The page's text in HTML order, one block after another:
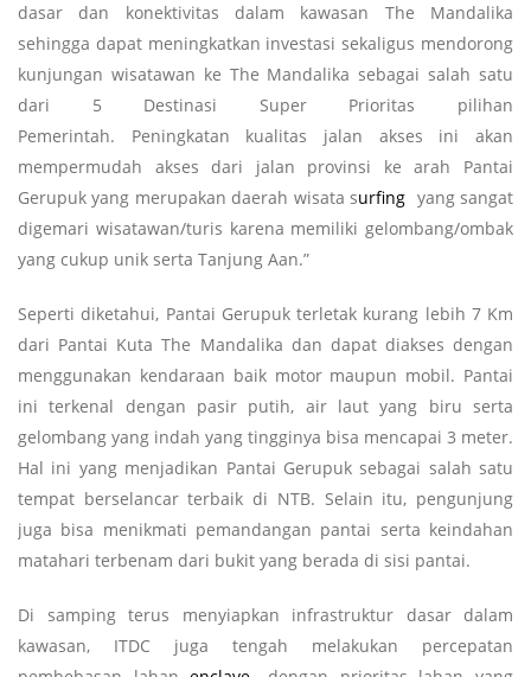
dasar dan konektivitas dalam kawasan The Mandalika
sehingga dapat meningkatkan investasi sekaligus mendorong
kunjungan wisatawan ke The Mandalika sebagai salah satu
dari 5 Destinasi Super Prioritas pilihan
Pemerintah. Peningkatan kualitas jalan akses ini akan
mempermudah akses dari jalan provinsi ke arah Pantai
Gerupuk yang merupakan daerah wisata surfing yang sangat
digemari wisatawan/turis karena memiliki gelombang/ombak
yang cukup unik serta Tanjung Aan.”
Seperti diketahui, Pantai Gerupuk terletak kurang lebih 7 Km
dari Pantai Kuta The Mandalika dan dapat diakses dengan
menggunakan kendaraan baik motor maupun mobil. Pantai
ini terkenal dengan pasir putih, air laut yang biru serta
gelombang yang indah yang tingginya bisa mencapai 3 meter.
Hal ini yang menjadikan Pantai Gerupuk sebagai salah satu
tempat berselancar terbaik di NTB. Selain itu, pengunjung
juga bisa menikmati pemandangan pantai serta keindahan
matahari terbenam dari bukit yang berada di sisi pantai.
Di samping terus menyiapkan infrastruktur dasar dalam
kawasan, ITDC juga tengah melakukan percepatan